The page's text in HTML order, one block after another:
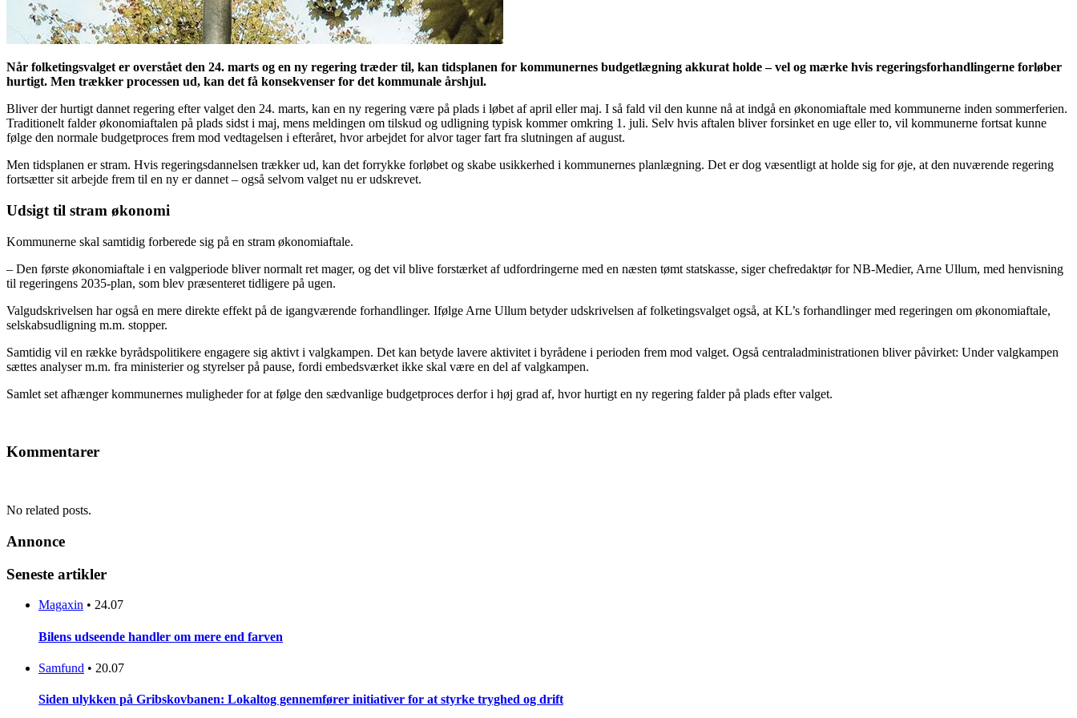
Når folketingsvalget er overstået den 24. marts og en ny regering træder til, kan tidsplanen for kommunernes budgetlægning akkurat holde – vel og mærke hvis regeringsforhandlingerne forløber
hurtigt. Men trækker processen ud, kan det få konsekvenser for det kommunale årshjul.
Bliver der hurtigt dannet regering efter valget den 24. marts, kan en ny regering være på plads i løbet af april eller maj. I så fald vil den kunne nå at indgå en økonomiaftale med kommunerne inden sommerferien.
Traditionelt falder økonomiaftalen på plads sidst i maj, mens meldingen om tilskud og udligning typisk kommer omkring 1. juli. Selv hvis aftalen bliver forsinket en uge eller to, vil kommunerne fortsat kunne
følge den normale budgetproces frem mod vedtagelsen i efteråret, hvor arbejdet for alvor tager fart fra slutningen af august.
Men tidsplanen er stram. Hvis regeringsdannelsen trækker ud, kan det forrykke forløbet og skabe usikkerhed i kommunernes planlægning. Det er dog væsentligt at holde sig for øje, at den nuværende regering
fortsætter sit arbejde frem til en ny er dannet – også selvom valget nu er udskrevet.
Udsigt til stram økonomi
Kommunerne skal samtidig forberede sig på en stram økonomiaftale.
– Den første økonomiaftale i en valgperiode bliver normalt ret mager, og det vil blive forstærket af udfordringerne med en næsten tømt statskasse, siger chefredaktør for NB-Medier, Arne Ullum, med henvisning
til regeringens 2035-plan, som blev præsenteret tidligere på ugen.
Valgudskrivelsen har også en mere direkte effekt på de igangværende forhandlinger. Ifølge Arne Ullum betyder udskrivelsen af folketingsvalget også, at KL’s forhandlinger med regeringen om økonomiaftale,
selskabsudligning m.m. stopper.
Samtidig vil en række byrådspolitikere engagere sig aktivt i valgkampen. Det kan betyde lavere aktivitet i byrådene i perioden frem mod valget. Også centraladministrationen bliver påvirket: Under valgkampen
sættes analyser m.m. fra ministerier og styrelser på pause, fordi embedsværket ikke skal være en del af valgkampen.
Samlet set afhænger kommunernes muligheder for at følge den sædvanlige budgetproces derfor i høj grad af, hvor hurtigt en ny regering falder på plads efter valget.
Kommentarer
No related posts.
Annonce
Seneste artikler
Magaxin • 24.07
Bilens udseende handler om mere end farven
Samfund • 20.07
Siden ulykken på Gribskovbanen: Lokaltog gennemfører initiativer for at styrke tryghed og drift